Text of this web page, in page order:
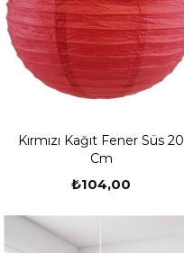
Kırmızı Kağıt Fener Süs 20
Cm
₺104,00